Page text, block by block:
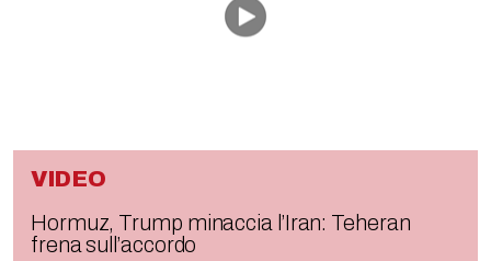
VIDEO
Hormuz, Trump minaccia l’Iran: Teheran
frena sull’accordo